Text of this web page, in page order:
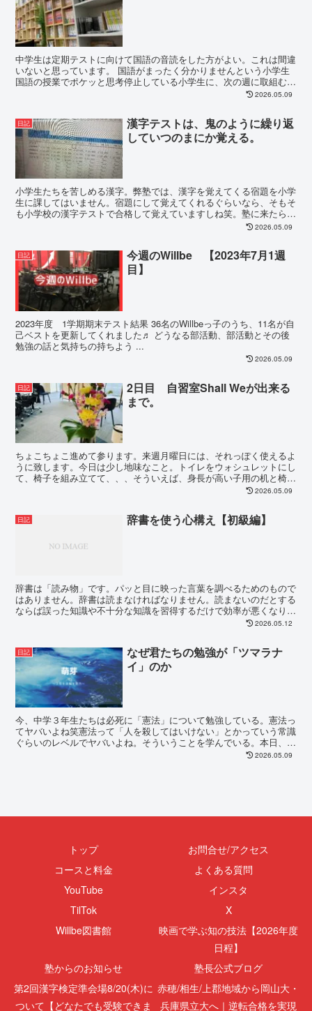
中学生は定期テストに向けて国語の音読をした方がよい。これは間違
いないと思っています。 国語がまったく分かりませんという小学生
国語の授業でポケッと思考停止している小学生に、次の週に取組む長
2026.05.09
日記
漢字テストは、鬼のように繰り返
していつのまにか覚える。
小学生たちを苦しめる漢字。弊塾では、漢字を覚えてくる宿題を小学
生に課してはいません。宿題にして覚えてくれるぐらいなら、そもそ
も小学校の漢字テストで合格して覚えていますしね笑。塾に来たら毎
2026.05.09
日記
今週のWillbe 【2023年7月1週
目】
2023年度 1学期期末テスト結果 36名のWillbeっ子のうち、11名が自
己ベストを更新してくれました♬ どうなる部活動、部活動とその後
勉強の話と気持ちの持ちよう ...
2026.05.09
日記
2日目 自習室Shall Weが出来る
まで。
ちょこちょこ進めて参ります。来週月曜日には、それっぽく使えるよ
うに致します。今日は少し地味なこと。トイレをウォシュレットにし
て、椅子を組み立てて、、、そういえば、身長が高い子用の机と椅子
を忘れてたな〜〜〜身長高い子って標準サイズだと腰痛く...2026.05.09
日記 辞書を使う心構え【初級編】
辞書は「読み物」です。パッと目に映った言葉を調べるためのもので
はありません。辞書は読まなければなりません。読まないのだとする
ならば誤った知識や不十分な知識を習得するだけで効率が悪くなりま
2026.05.12
日記
なぜ君たちの勉強が「ツマラナ
イ」のか
今、中学３年生たちは必死に「憲法」について勉強している。憲法っ
てヤバいよね笑憲法って「人を殺してはいけない」とかっていう常識
ぐらいのレベルでヤバいよね。そういうことを学んでいる。本日、中
学３年生に「結局、憲法違反いたらどうなるんですか？」...2026.05.09
トップ
お問合せ/アクセス
コースと料金
よくある質問
YouTube
インスタ
TilTok
X
Willbe図書館
映画で学ぶ知の技法【2026年度
日程】
塾からのお知らせ
塾長公式ブログ
第2回漢字検定準会場8/20(木)に
ついて【どなたでも受験できま
赤穂/相生/上郡地域から岡山大・
兵庫県立大へ｜逆転合格を実現